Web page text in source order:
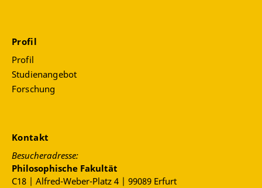
Profil
Profil
Studienangebot
Forschung
Kontakt
Besucheradresse:
Philosophische Fakultät
C18 | Alfred-Weber-Platz 4 | 99089 Erfurt